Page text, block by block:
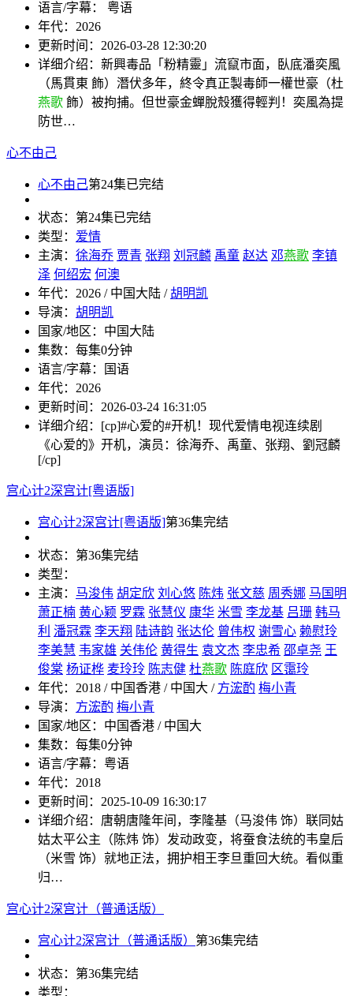
语言/字幕：
粤语
年代： 2026
更新时间： 2026-03-28 12:30:20
详细介绍： 新興毒品「粉精靈」流竄市面，臥底潘奕風
（馬貫東 飾）潛伏多年，終令真正製毒師一權世豪（杜
燕歌 飾）被拘捕。但世豪金蟬脫殼獲得輕判！奕風為提
防世…
心不由己
心不由己第24集已完结
状态： 第24集已完结
类型： 爱情
主演： 徐海乔 贾青 张翔 刘冠麟 禹童 赵达 邓燕歌 李镇
泽 何绍宏 何澳
年代： 2026 / 中国大陆 /胡明凯
导演： 胡明凯
国家/地区： 中国大陆
集数： 每集0分钟
语言/字幕：
国语
年代： 2026
更新时间： 2026-03-24 16:31:05
详细介绍： [cp]#心爱的#开机！现代爱情电视连续剧
《心爱的》开机，演员：徐海乔、禹童、张翔、劉冠麟
[/cp]
宫心计2深宫计[粤语版]
宫心计2深宫计[粤语版]第36集完结
状态： 第36集完结
类型：
主演： 马浚伟 胡定欣 刘心悠 陈炜 张文慈 周秀娜 马国明
萧正楠 黄心颖 罗霖 张慧仪 康华 米雪 李龙基 吕珊 韩马
利 潘冠霖 李天翔 陆诗韵 张达伦 曾伟权 谢雪心 赖慰玲
李美慧 韦家雄 关伟伦 黄得生 袁文杰 李忠希 邵卓尧 王
俊棠 杨证桦 麦玲玲 陈志健 杜燕歌 陈庭欣 区霭玲
年代： 2018 / 中国香港 / 中国大 / 方浤酌 梅小青
导演： 方浤酌 梅小青
国家/地区： 中国香港 / 中国大
集数： 每集0分钟
语言/字幕： 粤语
年代： 2018
更新时间： 2025-10-09 16:30:17
详细介绍： 唐朝唐隆年间，李隆基（马浚伟 饰）联同姑
姑太平公主（陈炜 饰）发动政变，将蚕食法统的韦皇后
（米雪 饰）就地正法，拥护相王李旦重回大统。看似重
归…
宫心计2深宫计（普通话版）
宫心计2深宫计（普通话版） 第36集完结
状态： 第36集完结
类型：